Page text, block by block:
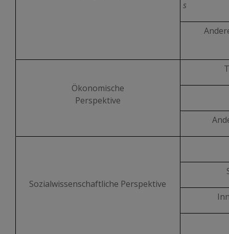
s
Ökonomische
Perspektive
Sozialwissenschaft­liche Perspektive